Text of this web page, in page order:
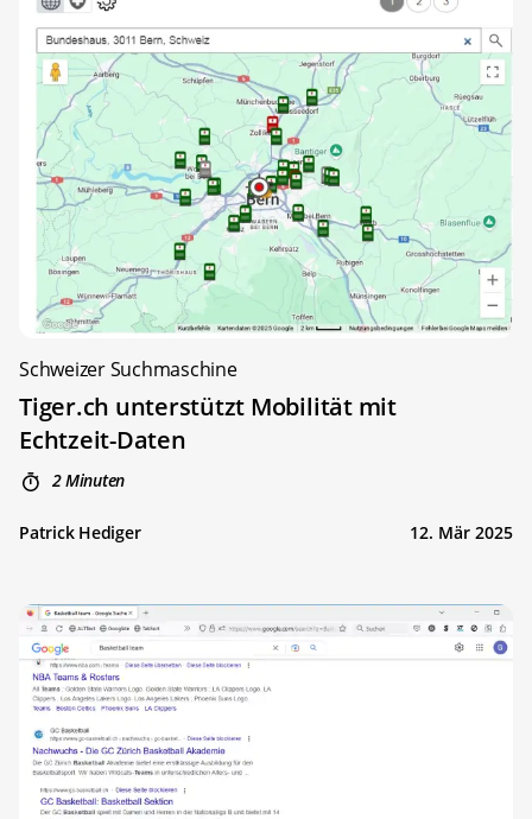
Schweizer Suchmaschine
Tiger.ch unterstützt Mobilität mit
Echtzeit-Daten
2 Minuten
Patrick Hediger 12. Mär 2025